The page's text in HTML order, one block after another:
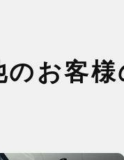
のお客